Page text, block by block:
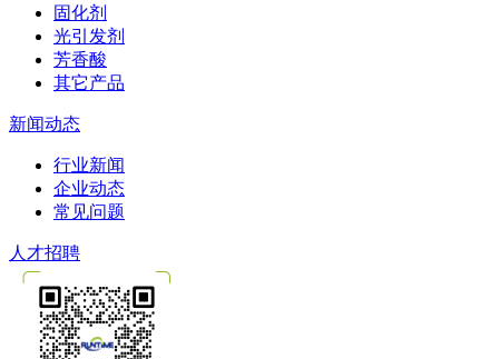
固化剂
光引发剂
芳香酸
其它产品
新闻动态
行业新闻
企业动态
常见问题
人才招聘